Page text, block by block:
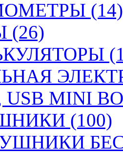
(14)
(26)
USB MINI
(100)